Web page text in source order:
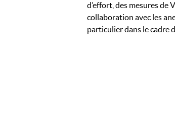
d’effort, des mesures de
collaboration avec les
particulier dans le cadre